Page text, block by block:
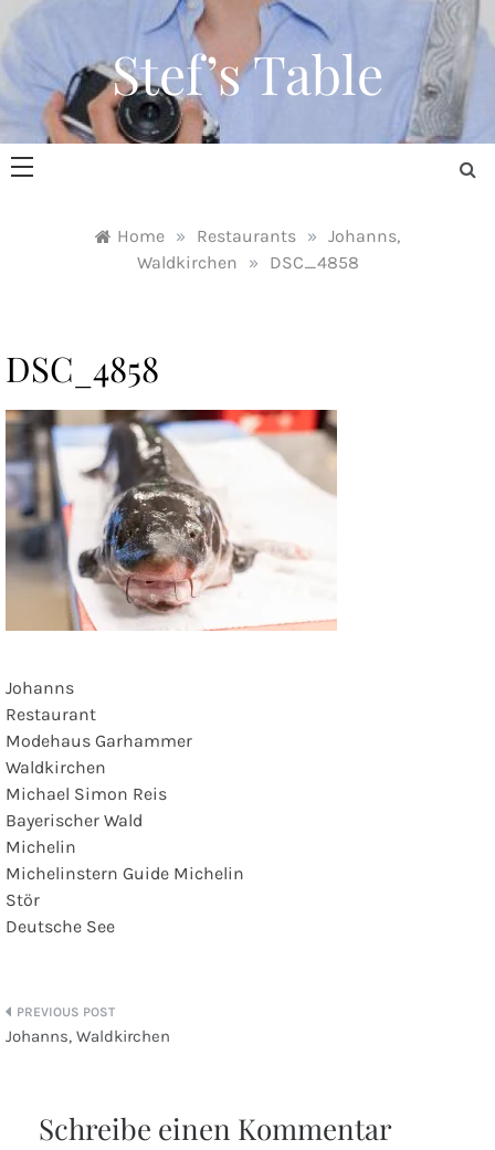
Skip
content
Stef’s Table
Home » Restaurants » Johanns,
Waldkirchen
» DSC_4858
DSC_4858
Johanns
Restaurant
Modehaus Garhammer
Waldkirchen
Michael Simon Reis
Bayerischer Wald
Michelin
Michelinstern Guide Michelin
Stör
Deutsche See
Beitragsnavigation
Johanns, Waldkirchen
Schreibe einen Kommentar